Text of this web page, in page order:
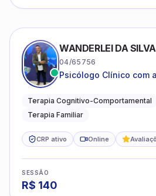
WANDERLEI DA
04/65756
Psicólogo Clínico com
sistêmica
Terapia Cognitivo-Comportamental
Terapia Familiar
CRP ativo Online
SESSÃO
R$ 140